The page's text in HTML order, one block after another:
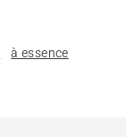
à essence